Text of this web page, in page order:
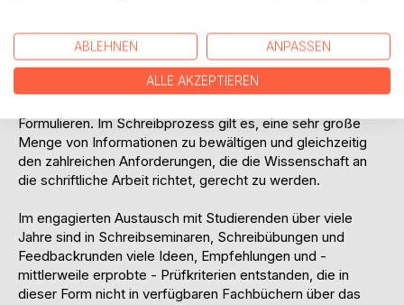
Verständnis für die wissenschaftliche Schreibaufgabe.
Diese besteht nicht nur aus Schreiben, sondern auch aus
Formulieren. Im Schreibprozess gilt es, eine sehr große
Menge von Informationen zu bewältigen und gleichzeitig
den zahlreichen Anforderungen, die die Wissenschaft an
die schriftliche Arbeit richtet, gerecht zu werden.
Im engagierten Austausch mit Studierenden über viele
Jahre sind in Schreibseminaren, Schreibübungen und
Feedbackrunden viele Ideen, Empfehlungen und -
mittlerweile erprobte - Prüfkriterien entstanden, die in
dieser Form nicht in verfügbaren Fachbüchern über das
ABLEHNEN ANPASSEN
ALLE AKZEPTIEREN